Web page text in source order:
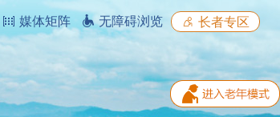
媒体矩阵 无障碍浏览 长者专区